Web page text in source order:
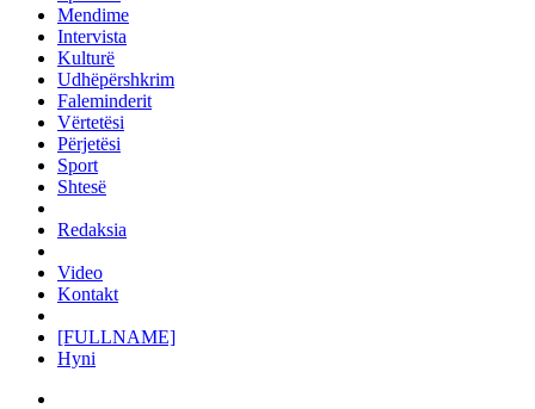
Mendime
Intervista
Kulturë
Udhëpërshkrim
Faleminderit
Vërtetësi
Përjetësi
Sport
Shtesë
Redaksia
Video
Kontakt
[FULLNAME]
Hyni